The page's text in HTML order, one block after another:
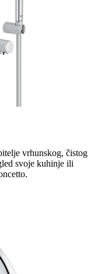
vrhunskog, čistog
svoje kuhinje ili